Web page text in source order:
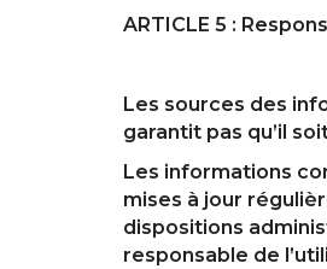
ARTICLE 5 :
Les sources des
garantit pas qu’il
Les informations
mises à jour
dispositions
responsable de